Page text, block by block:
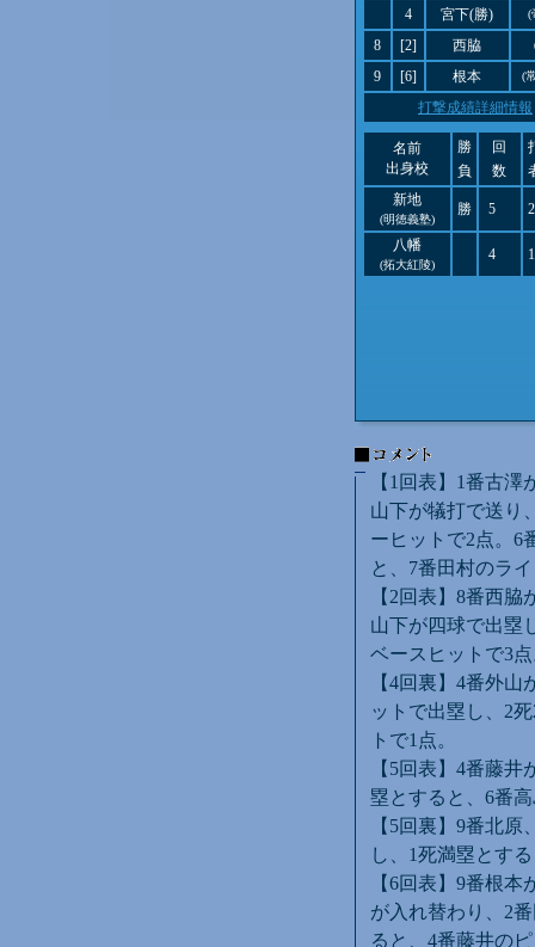
4 宮下(勝) (
8 [2] 西脇
9 [6] 根本 (
打撃成績詳細情報
名前
出身校
勝
負
回
数
新地
(明徳義塾)
勝 5
八幡
(拓大紅陵)
4
【1回表】1番古
山下が犠打で送り
ーヒットで2点。6
と、7番田村のラ
【2回表】8番西
山下が四球で出塁
ベースヒットで3
【4回裏】4番外
ットで出塁し、2
トで1点。
【5回表】4番藤
塁とすると、6番
【5回裏】9番北
し、1死満塁とす
【6回表】9番根
が入れ替わり、2
ると、4番藤井の